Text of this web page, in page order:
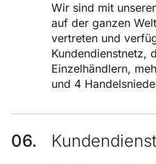
Wir sind mit
auf der ganzen
vertreten und
Kundendienstnetz,
Einzelhändlern,
und 4
Kundendienst